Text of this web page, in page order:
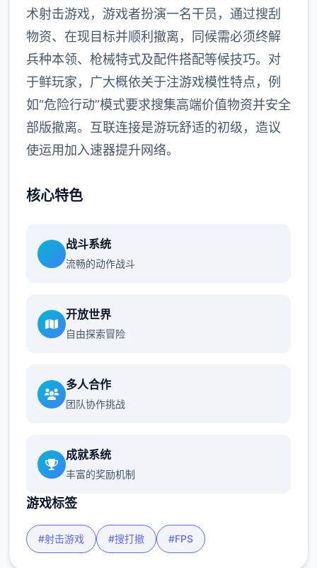
术射击游戏，游戏者扮演一名干员，通过搜刮
物资、在现目标并顺利撤离，同候需必须终解
兵种本领、枪械特式及配件搭配等候技巧。对
于鲜玩家，广大概依关于注游戏模性特点，例
如“危险行动”模式要求搜集高端价值物资并安全
部版撤离。互联连接是游玩舒适的初级，造议
使运用加入速器提升网络。
核心特色
战斗系统
流畅的动作战斗
开放世界
自由探索冒险
多人合作
团队协作挑战
成就系统
丰富的奖励机制
游戏标签
#射击游戏 #搜打撤 #FPS